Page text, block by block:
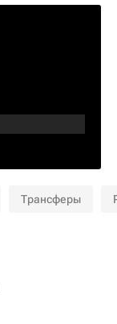
Трансферы